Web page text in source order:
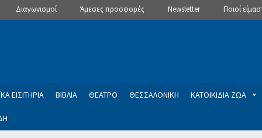
Διαγωνισμοί Άμεσες προσφορές Newsletter Ποιοί
ΕΙΣΙΤΗΡΙΑ ΒΙΒΛΙΑ ΘΕΑΤΡΟ ΘΕΣΣΑΛΟΝΙΚΗ ΚΑΤΟΙΚΙΔΙΑ ΖΩΑ